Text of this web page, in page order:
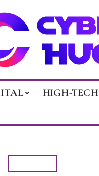
HIGH-TECH